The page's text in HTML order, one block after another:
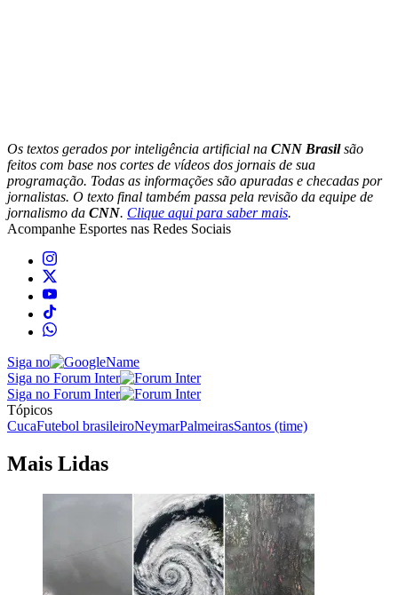
Os textos gerados por inteligência artificial na CNN Brasilsão
feitos com base nos cortes de vídeos dos jornais de sua
programação. Todas as informações são apuradas e checadas por
jornalistas. O texto final também passa pela revisão da equipe de
jornalismo da CNN. Clique aqui para saber mais.
Acompanhe Esportes nas Redes Sociais
Siga no
Siga no Forum Inter
Siga no Forum Inter
Tópicos
CucaFutebol brasileiroNeymarPalmeirasSantos (time)
Mais Lidas